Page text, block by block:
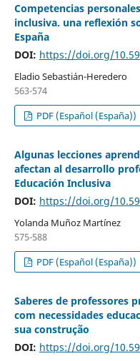
Competencias
inclusiva. una reflexión
España
DOI: https://doi.org/
Eladio Sebastián-Heredero
563-574
PDF (Español (España))
Algunas lecciones
afectan al desarrollo
Educación Inclusiva
DOI: https://doi.org/
Yolanda Muñoz Martínez
575-588
PDF (Español (España))
Saberes de professores
com necessidades
sua construção
DOI: https://doi.org/